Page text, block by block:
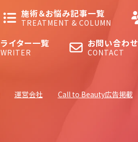
施術＆お悩み記事一覧
TREATMENT & COLUMN
ライター一覧
WRITER
お問い合わせ
CONTACT
運営会社 Call to Beauty広告掲載